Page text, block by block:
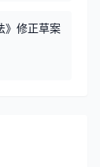
》修正草案